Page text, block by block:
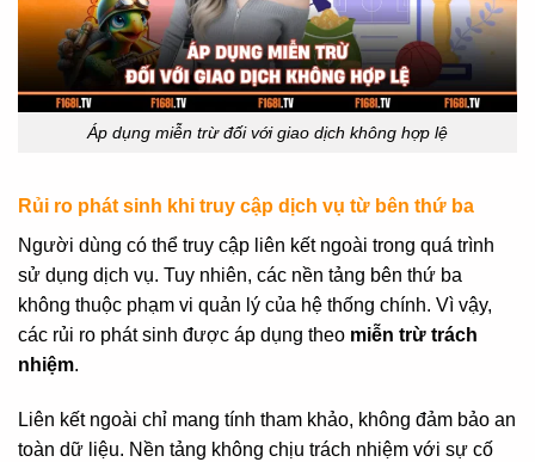
Áp dụng miễn trừ đối với giao dịch không hợp lệ
Rủi ro phát sinh khi truy cập dịch vụ từ bên thứ ba
Người dùng có thể truy cập liên kết ngoài trong quá trình
sử dụng dịch vụ. Tuy nhiên, các nền tảng bên thứ ba
không thuộc phạm vi quản lý của hệ thống chính. Vì vậy,
các rủi ro phát sinh được áp dụng theo miễn trừ trách
nhiệm.
Liên kết ngoài chỉ mang tính tham khảo, không đảm bảo an
toàn dữ liệu. Nền tảng không chịu trách nhiệm với sự cố